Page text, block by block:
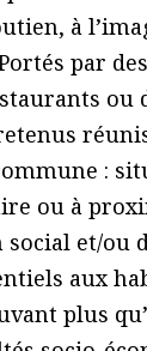
à
par
ou
:
ou à
et/ou
aux
plus